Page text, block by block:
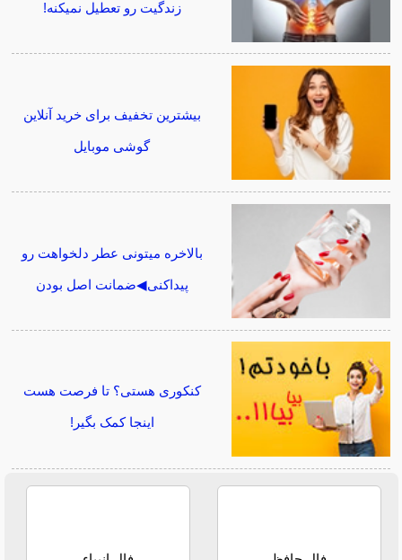
زندگیت رو تعطیل نمیکنه!
بیشترین تخفیف برای خرید آنلاین
گوشی موبایل
بالاخره میتونی عطر دلخواهت رو
پیداکنی◀ضمانت اصل بودن
کنکوری هستی؟ تا فرصت هست
اینجا کمک بگیر!